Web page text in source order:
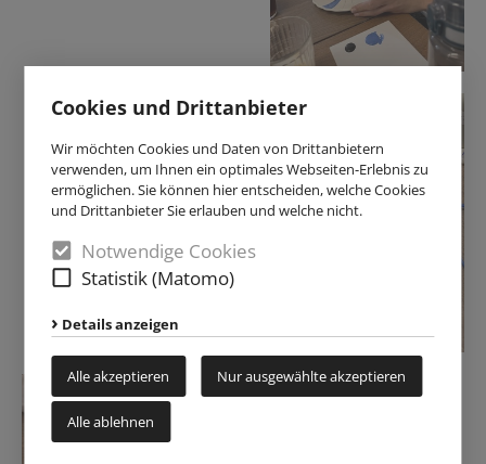
Cookies und Drittanbieter
Wir möchten Cookies und Daten von Drittanbietern
verwenden, um Ihnen ein optimales Webseiten-Erlebnis zu
ermöglichen. Sie können hier entscheiden, welche Cookies
und Drittanbieter Sie erlauben und welche nicht.
Notwendige Cookies
Statistik (Matomo)
Details anzeigen
Alle akzeptieren Nur ausgewählte akzeptieren
Alle ablehnen